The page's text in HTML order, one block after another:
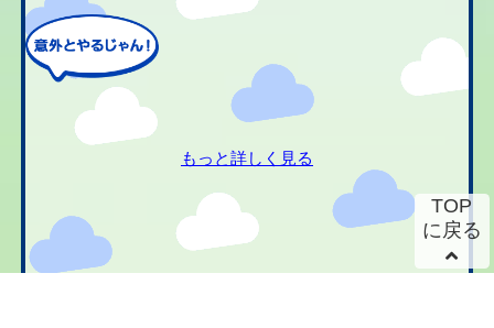
もっと詳しく見る
TOP
に戻る